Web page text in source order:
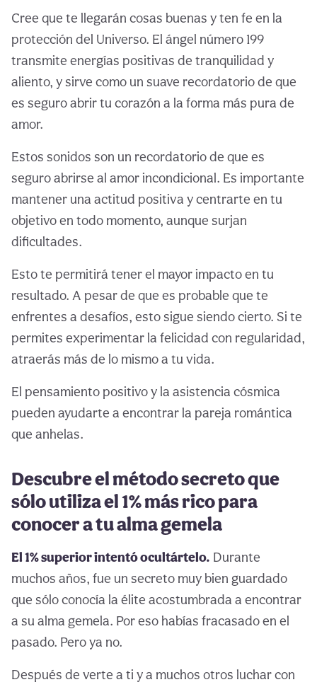
Cree que te llegarán cosas buenas y ten fe en la
protección del Universo. El ángel número 199
transmite energías positivas de tranquilidad y
aliento, y sirve como un suave recordatorio de que
es seguro abrir tu corazón a la forma más pura de
amor.
Estos sonidos son un recordatorio de que es
seguro abrirse al amor incondicional. Es importante
mantener una actitud positiva y centrarte en tu
objetivo en todo momento, aunque surjan
dificultades.
Esto te permitirá tener el mayor impacto en tu
resultado. A pesar de que es probable que te
enfrentes a desafíos, esto sigue siendo cierto. Si te
permites experimentar la felicidad con regularidad,
atraerás más de lo mismo a tu vida.
El pensamiento positivo y la asistencia cósmica
pueden ayudarte a encontrar la pareja romántica
que anhelas.
Descubre el método secreto que
sólo utiliza el 1% más rico para
conocer a tu alma gemela
El 1% superior intentó ocultártelo. Durante
muchos años, fue un secreto muy bien guardado
que sólo conocía la élite acostumbrada a encontrar
a su alma gemela. Por eso habías fracasado en el
pasado. Pero ya no.
Después de verte a ti y a muchos otros luchar con